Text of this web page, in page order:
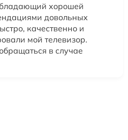
хорошей
довольных
качественно и
мой телевизор.
в случае